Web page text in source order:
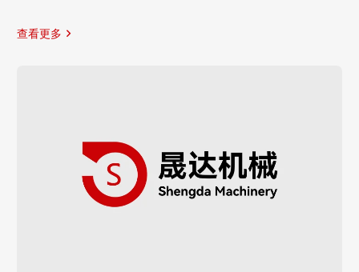
查看更多